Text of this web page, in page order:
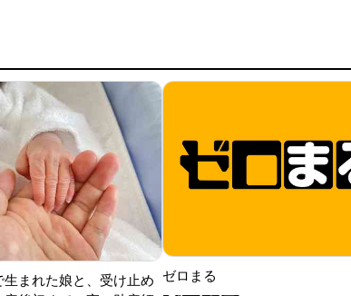
生まれた娘と、受け止め ゼロまる